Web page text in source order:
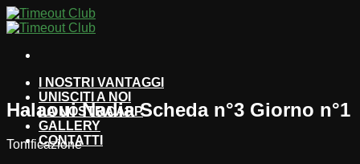
Salta
ai
I NOSTRI VANTAGGI
UNISCITI A NOI
LA NOSTRA APP
GALLERY
CONTATTI
Halaoui Nadia Scheda n°3 Giorno n°1
Tonificazione